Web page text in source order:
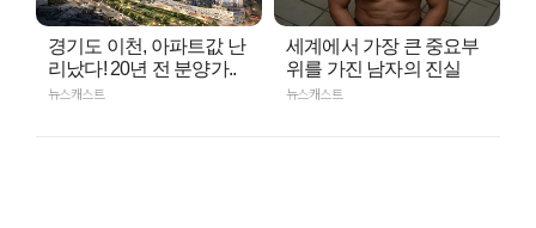
경기도 이천, 아파트값 난
리났다! 20년 전 분양가..
뉴스캐스트
세계에서 가장 큰 중요부
위를 가진 남자의 진실
뉴스캐스트